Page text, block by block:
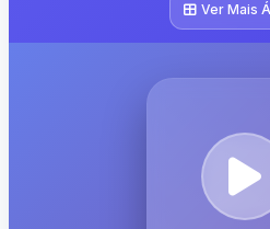
Ver Mais